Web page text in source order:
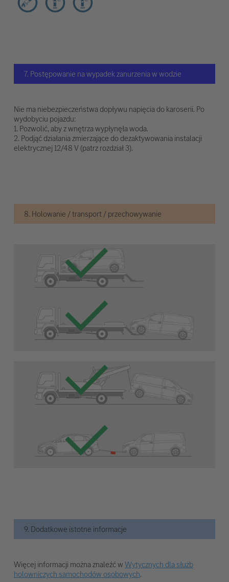
7. Postępowanie na wypadek zanurzenia w wodzie
Nie ma niebezpieczeństwa dopływu napięcia do karoserii. Po
wydobyciu pojazdu:
1. Pozwolić, aby z wnętrza wypłynęła woda.
2. Podjąć działania zmierzające do dezaktywowania instalacji
elektrycznej 12/48 V (patrz rozdział 3).
8. Holowanie / transport / przechowywanie
9. Dodatkowe istotne informacje
Więcej informacji można znaleźć wWytycznych dla służb
holowniczych samochodów osobowych.